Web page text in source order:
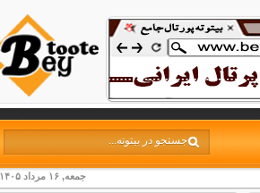
جمعه, ۱۶ مرداد ۱۴۰۵